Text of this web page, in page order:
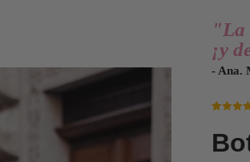
"La
¡y
- Ana.
5 basado
en